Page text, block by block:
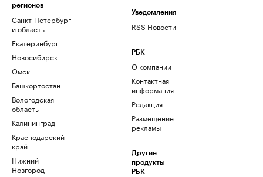
регионов
Санкт-Петербург
и область
Екатеринбург
Новосибирск
Омск
Башкортостан
Вологодская
область
Калининград
Краснодарский
край
Нижний
Новгород
Уведомления
RSS Новости
РБК
О компании
Контактная
информация
Редакция
Размещение
рекламы
Другие
продукты
РБК